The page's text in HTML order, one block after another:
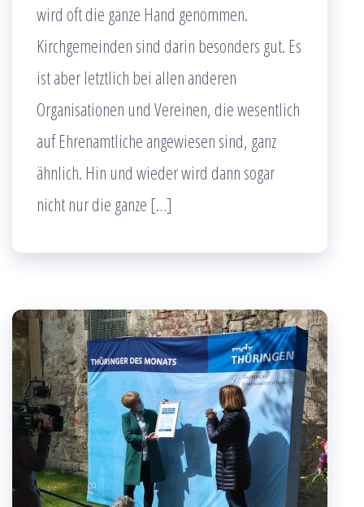
wird oft die ganze Hand genommen.
Kirchgemeinden sind darin besonders gut. Es
ist aber letztlich bei allen anderen
Organisationen und Vereinen, die wesentlich
auf Ehrenamtliche angewiesen sind, ganz
ähnlich. Hin und wieder wird dann sogar
nicht nur die ganze […]